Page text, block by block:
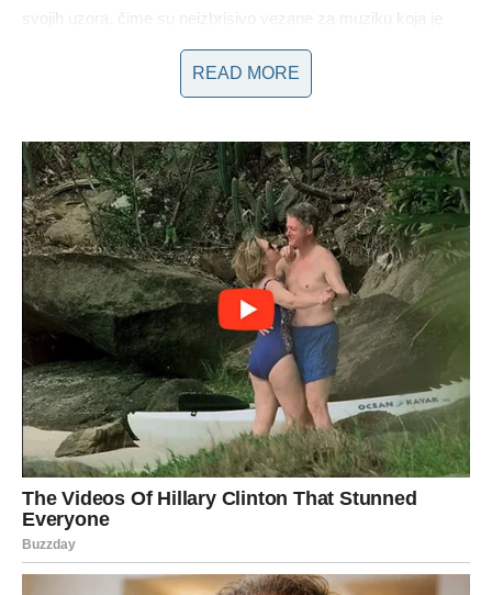
svojih uzora, čime su neizbrisivo vezane za muziku koja je
činila njihov svakodnevni život.
Ova porodična dimenzija dodatno naglašava koliko je muzika
vremenu kada se umjetnost često doživljava kao prolazna,
ove umjetnice pokazuju da duboka povezanost s muzikom
može stvoriti trajne uspomene i veze koje nadilaze vrijeme.
Njihova iskrena svjedočanstva o odrastanju uz određene
muzičke uzore ne samo da pružaju uvid u njihov život, već
tudi pozivaju publiku da se prisjeti svojih ličnih inspiracija i
uticaja koji su im oblikovali put.
READ MORE